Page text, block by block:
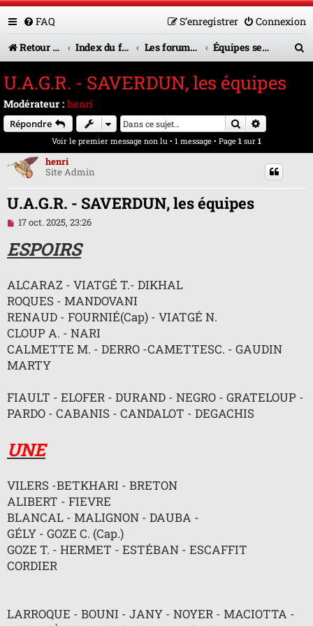
FAQ Connexion
S’enregistrer
Retour vers le site U.A.G.R.
Index du forum Les forums en service Équipes seniors
r
U.A.G.R. - SAVERDUN, les équipes
Modérateur : henri
Répondre Rechercher
Voir le premier message non lu • 1 message • Page 1 sur 1
henri
Site Admin
U.A.G.R. - SAVERDUN, les équipes
M
s
s
e
n
o
n
l
u
17 oct. 2025, 23:26
ESPOIRS
ALCARAZ - VIATGÉ T.- DIKHAL
ROQUES - MANDOVANI
RENAUD - FOURNIÉ(Cap) - VIATGÉ N.
CLOUP A. - NARI
CALMETTE M. - DERRO -CAMETTESC. - GAUDIN
MARTY
FIAULT - ELOFER - DURAND - NEGRO - GRATELOUP -
PARDO - CABANIS - CANDALOT - DEGACHIS
UNE
VILERS -BETKHARI - BRETON
ALIBERT - FIEVRE
BLANCAL - MALIGNON - DAUBA -
GÉLY - GOZE C. (Cap.)
GOZE T. - HERMET - ESTÉBAN - ESCAFFIT
CORDIER
LARROQUE - BOUNI - JANY - NOYER - MACIOTTA -